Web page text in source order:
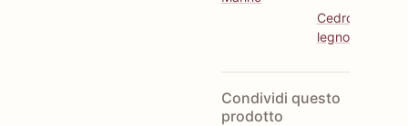
Cedro
legno
Condividi questo
prodotto